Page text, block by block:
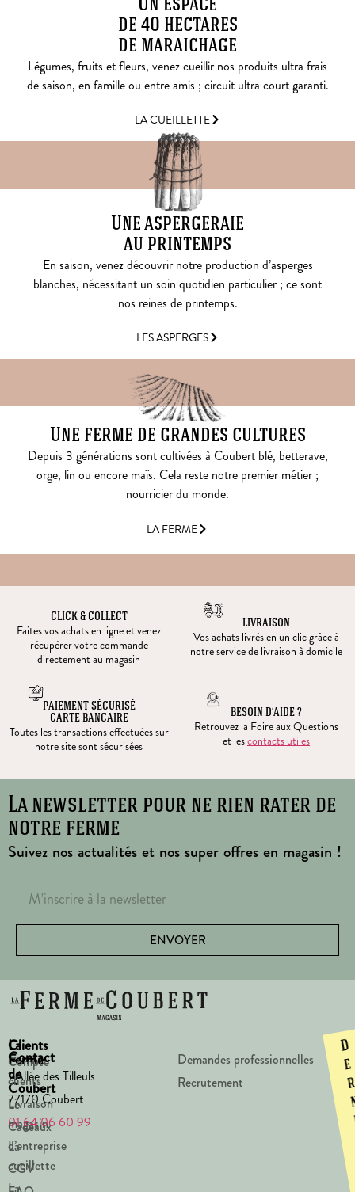
Un espace
de 40 hectares
de maraichage
Légumes, fruits et fleurs, venez cueillir nos produits ultra frais
de saison, en famille ou entre amis ; circuit ultra court garanti.
LA CUEILLETTE
Une aspergeraie
au printemps
En saison, venez découvrir notre production d’asperges
blanches, nécessitant un soin quotidien particulier ; ce sont
nos reines de printemps.
LES ASPERGES
Une ferme de grandes cultures
Depuis 3 générations sont cultivées à Coubert blé, betterave,
orge, lin ou encore maïs. Cela reste notre premier métier ;
nourricier du monde.
LA FERME
CLICK & COLLECT
Faites vos achats en ligne et venez
récupérer votre commande
directement au magasin
LIVRAISON
Vos achats livrés en un clic grâce à
notre service de livraison à domicile
PAIEMENT SÉCURISÉ
CARTE BANCAIRE
Toutes les transactions effectuées sur
notre site sont sécurisées
BESOIN D’AIDE ?
Retrouvez la Foire aux Questions
et lescontacts utiles
La newsletter pour ne rien rater de
notre ferme
Suivez nos actualités et nos super offres en magasin !
ENVOYER
La
Ferme
de
Coubert
Le
magasin
La
cueillette
Clients
Compte
clients
Livraison
Cadeaux
d’entreprise
CGV
Contact
1 Allée des Tilleuls
77170 Coubert
01 64 06 60 99
Demandes professionnelles
Recrutement
D
e